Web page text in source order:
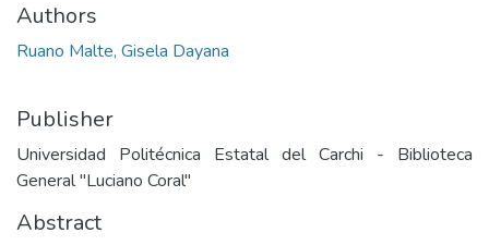
Authors
Ruano Malte, Gisela Dayana
Publisher
Universidad Politécnica Estatal del Carchi - Biblioteca
General "Luciano Coral"
Abstract